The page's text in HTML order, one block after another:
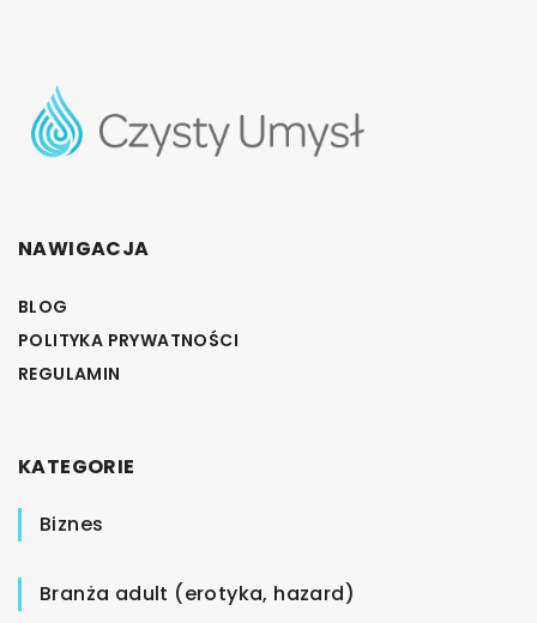
NAWIGACJA
BLOG
POLITYKA PRYWATNOŚCI
REGULAMIN
KATEGORIE
Biznes
Branża adult (erotyka, hazard)